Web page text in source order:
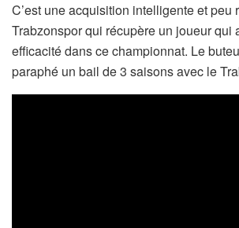
C’est une acquisition intelligente et peu
Trabzonspor qui récupère un joueur qui
efficacité dans ce championnat. Le
paraphé un bail de 3 saisons avec le